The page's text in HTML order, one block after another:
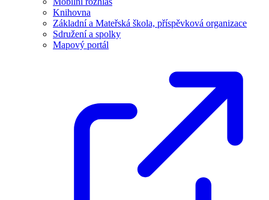
Knihovna
Základní a Mateřská škola, příspěvková organizace
Sdružení a spolky
Mapový portál